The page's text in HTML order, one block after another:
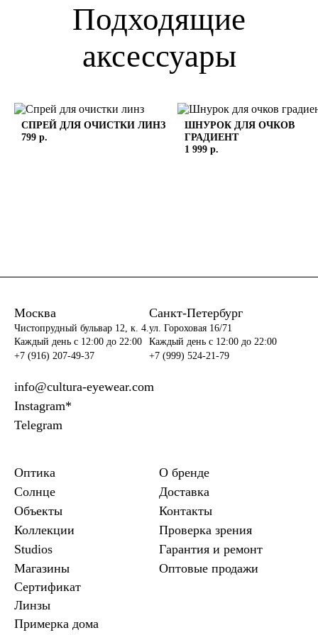
Подходящие
аксессуары
СПРЕЙ ДЛЯ ОЧИСТКИ ЛИНЗ
799 р.
ШНУРОК ДЛЯ ОЧКОВ
ГРАДИЕНТ
1 999 р.
Москва
Чистопрудный бульвар 12, к. 4.
Каждый день c 12:00 до 22:00
+7 (916) 207-49-37
Санкт-Петербург
ул. Гороховая 16/71
Каждый день c 12:00 до 22:00
+7 (999) 524-21-79
info@cultura-eyewear.com
Instagram*
Telegram
Оптика
Солнце
Объекты
Коллекции
Studios
Магазины
Сертификат
Линзы
Примерка дома
О бренде
Доставка
Контакты
Проверка зрения
Гарантия и ремонт
Оптовые продажи